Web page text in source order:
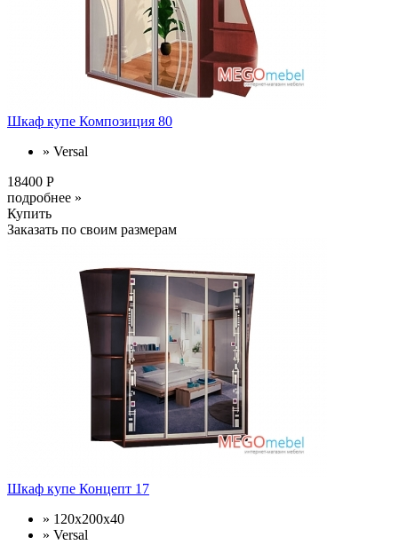
Шкаф купе Композиция 80
» Versal
18400 Р
подробнее »
Купить
Заказать по своим размерам
Шкаф купе Концепт 17
» 120x200x40
» Versal